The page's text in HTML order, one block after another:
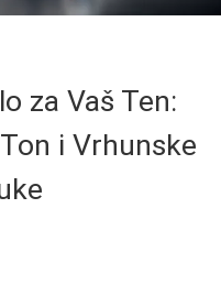
za Vaš Ten:
i Vrhunske